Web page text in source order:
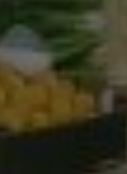
von Drittanbietern oder
personalisierte
verfolgen.